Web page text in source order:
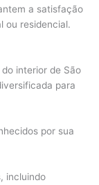
a satisfação
ou residencial.
interior de São
para
por sua
incluindo